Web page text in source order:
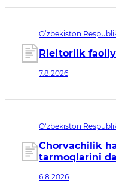
O‘zbekiston
Rieltorlik
7.8.2026
O‘zbekiston
sanasi 07.08.2026
Chorvachilik
tarmoqlarini
tadbirlari
6.8.2026